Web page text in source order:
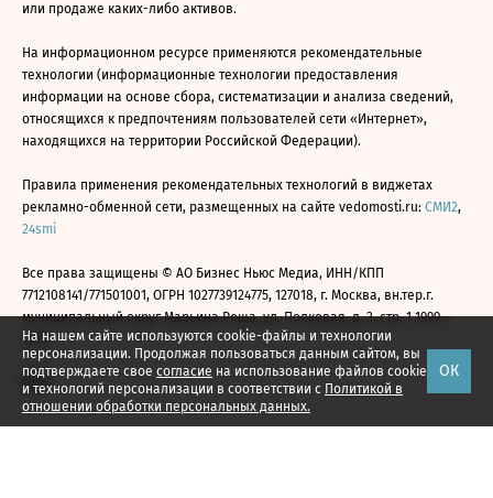
На нашем сайте используются cookie-файлы и технологии
персонализации. Продолжая пользоваться данным сайтом, вы
подтверждаете свое согласие на использование файлов cookie
и технологий персонализации в соответствии с Политикой в
отношении обработки персональных данных.
ОК
или продаже каких-либо активов.
На информационном ресурсе применяются рекомендательные
технологии (информационные технологии предоставления
информации на основе сбора, систематизации и анализа сведений,
относящихся к предпочтениям пользователей сети «Интернет»,
находящихся на территории Российской Федерации).
Правила применения рекомендательных технологий в виджетах
рекламно-обменной сети, размещенных на сайте vedomosti.ru: СМИ2,
24smi
Все права защищены © АО Бизнес Ньюс Медиа, ИНН/КПП
7712108141/771501001, ОГРН 1027739124775, 127018, г. Москва, вн.тер.г.
муниципальный округ Марьина Роща, ул. Полковая, д. 3, стр. 1 1999—
2026